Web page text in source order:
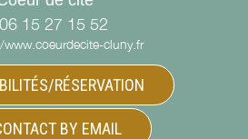
06 15 27 15 52
cluny.fr
RÉSERVATION
BY EMAIL